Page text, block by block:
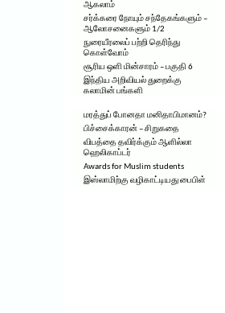
ஆகலாம்
சர்க்கரை நோயும் சந்தேகங்களும் –
ஆலோசனைகளும் 1/2
நுரையீரலைப் பற்றி தெரிந்து
கொள்வோம்
சூரிய ஒளி மின்சாரம் – பகுதி 6
இந்திய அறிவியல் துறைக்கு
கலாமின் பங்களி
மரத்துப் போனதா மனிதாபிமானம்?
பிச்சைக்காரன் – சிறுகதை
விபத்தை தவிர்க்கும் ஆளில்லா
ஹெலிகாப்டர்
Awards for Muslim students
இஸ்லாமிற்கு வழிகாட்டியது பைபிள்